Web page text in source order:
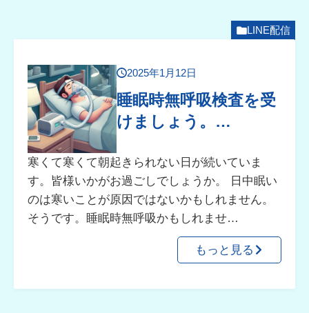
LINE配信
2025年1月12日
睡眠時無呼吸検査を受
けましょう。…
寒くて寒くて朝起きられない日が続いていま
す。皆様いかがお過ごしでしょうか。 日中眠い
のは寒いことが原因ではないかもしれません。
そうです。睡眠時無呼吸かもしれませ…
もっと見る